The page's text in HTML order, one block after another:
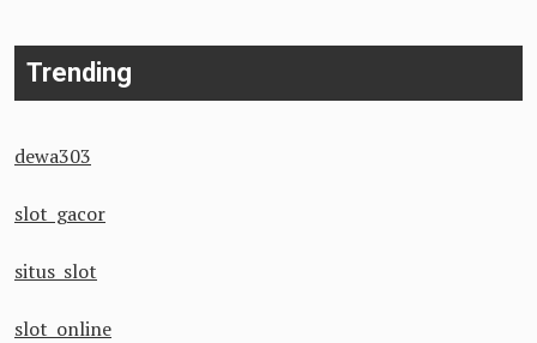
Trending
dewa303
slot gacor
situs slot
slot online